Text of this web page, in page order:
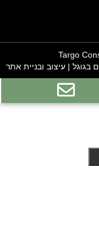
בגוגל | עיצוב ובניית אתר